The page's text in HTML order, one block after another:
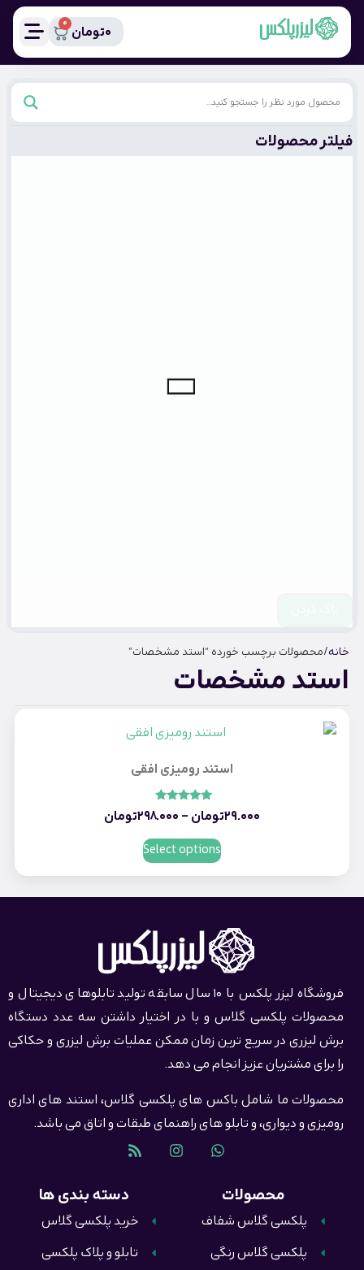
0تومان
0
فیلتر محصولات
خانه/ محصولات برچسب خورده “استد مشخصات”
استد مشخصات
استند رومیزی افقی
5.00
29.000تومان –
298.000تومان
Select options
فروشگاه لیزر پلکس با 10 سال سابقه تولید تابلوهای دیجیتال و
محصولات پلکسی گلاس و با در اختیار داشتن سه عدد دستگاه
برش لیزری در سریع ترین زمان ممکن عملیات برش لیزری و حکاکی
را برای مشتریان عزیز انجام می دهد.
محصولات ما شامل باکس های پلکسی گلاس، استند های اداری
رومیزی و دیواری، و تابلو های راهنمای طبقات و اتاق می باشد.
دسته بندی ها
خرید پلکسی گلاس
تابلو و پلاک پلکسی
محصولات
پلکسی گلاس شفاف
پلکسی گلاس رنگی